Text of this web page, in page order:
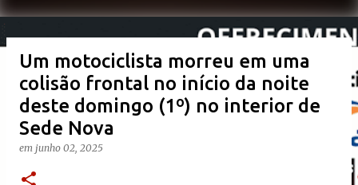
Um motociclista morreu em uma
colisão frontal no início da noite
deste domingo (1º) no interior de
Sede Nova
em junho 02, 2025